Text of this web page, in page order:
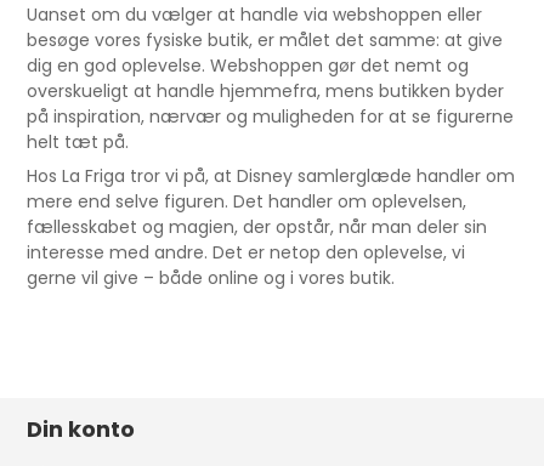
Uanset om du vælger at handle via webshoppen eller
besøge vores fysiske butik, er målet det samme: at give
dig en god oplevelse. Webshoppen gør det nemt og
overskueligt at handle hjemmefra, mens butikken byder
på inspiration, nærvær og muligheden for at se figurerne
helt tæt på.
Hos La Friga tror vi på, at Disney samlerglæde handler om
mere end selve figuren. Det handler om oplevelsen,
fællesskabet og magien, der opstår, når man deler sin
interesse med andre. Det er netop den oplevelse, vi
gerne vil give – både online og i vores butik.
Din konto